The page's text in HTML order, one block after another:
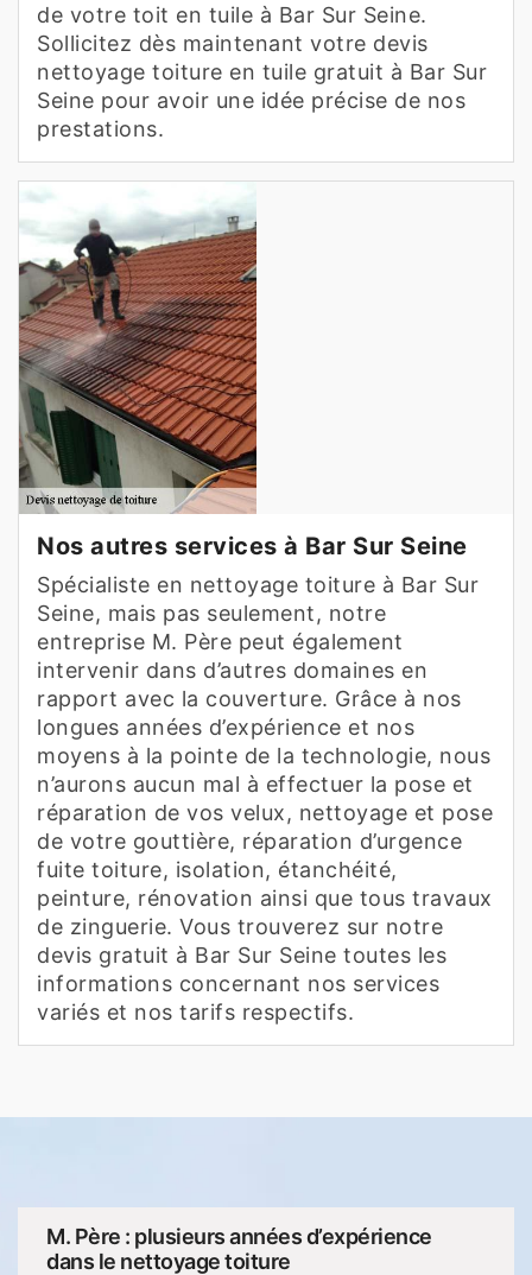
de votre toit en tuile à Bar Sur Seine.
Sollicitez dès maintenant votre devis
nettoyage toiture en tuile gratuit à Bar Sur
Seine pour avoir une idée précise de nos
prestations.
Nos autres services à Bar Sur Seine
Spécialiste en nettoyage toiture à Bar Sur
Seine, mais pas seulement, notre
entreprise M. Père peut également
intervenir dans d’autres domaines en
rapport avec la couverture. Grâce à nos
longues années d’expérience et nos
moyens à la pointe de la technologie, nous
n’aurons aucun mal à effectuer la pose et
réparation de vos velux, nettoyage et pose
de votre gouttière, réparation d’urgence
fuite toiture, isolation, étanchéité,
peinture, rénovation ainsi que tous travaux
de zinguerie. Vous trouverez sur notre
devis gratuit à Bar Sur Seine toutes les
informations concernant nos services
variés et nos tarifs respectifs.
M. Père : plusieurs années d’expérience
dans le nettoyage toiture